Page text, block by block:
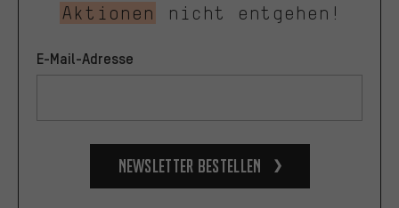
Aktionen
nicht entgehen!
E-Mail-Adresse
Newsletter bestellen